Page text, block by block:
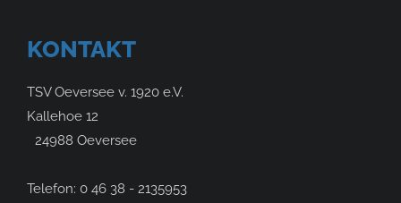
KONTAKT
TSV Oeversee v. 1920 e.V.
Kallehoe 12
24988 Oeversee
Telefon: 0 46 38 - 2135953